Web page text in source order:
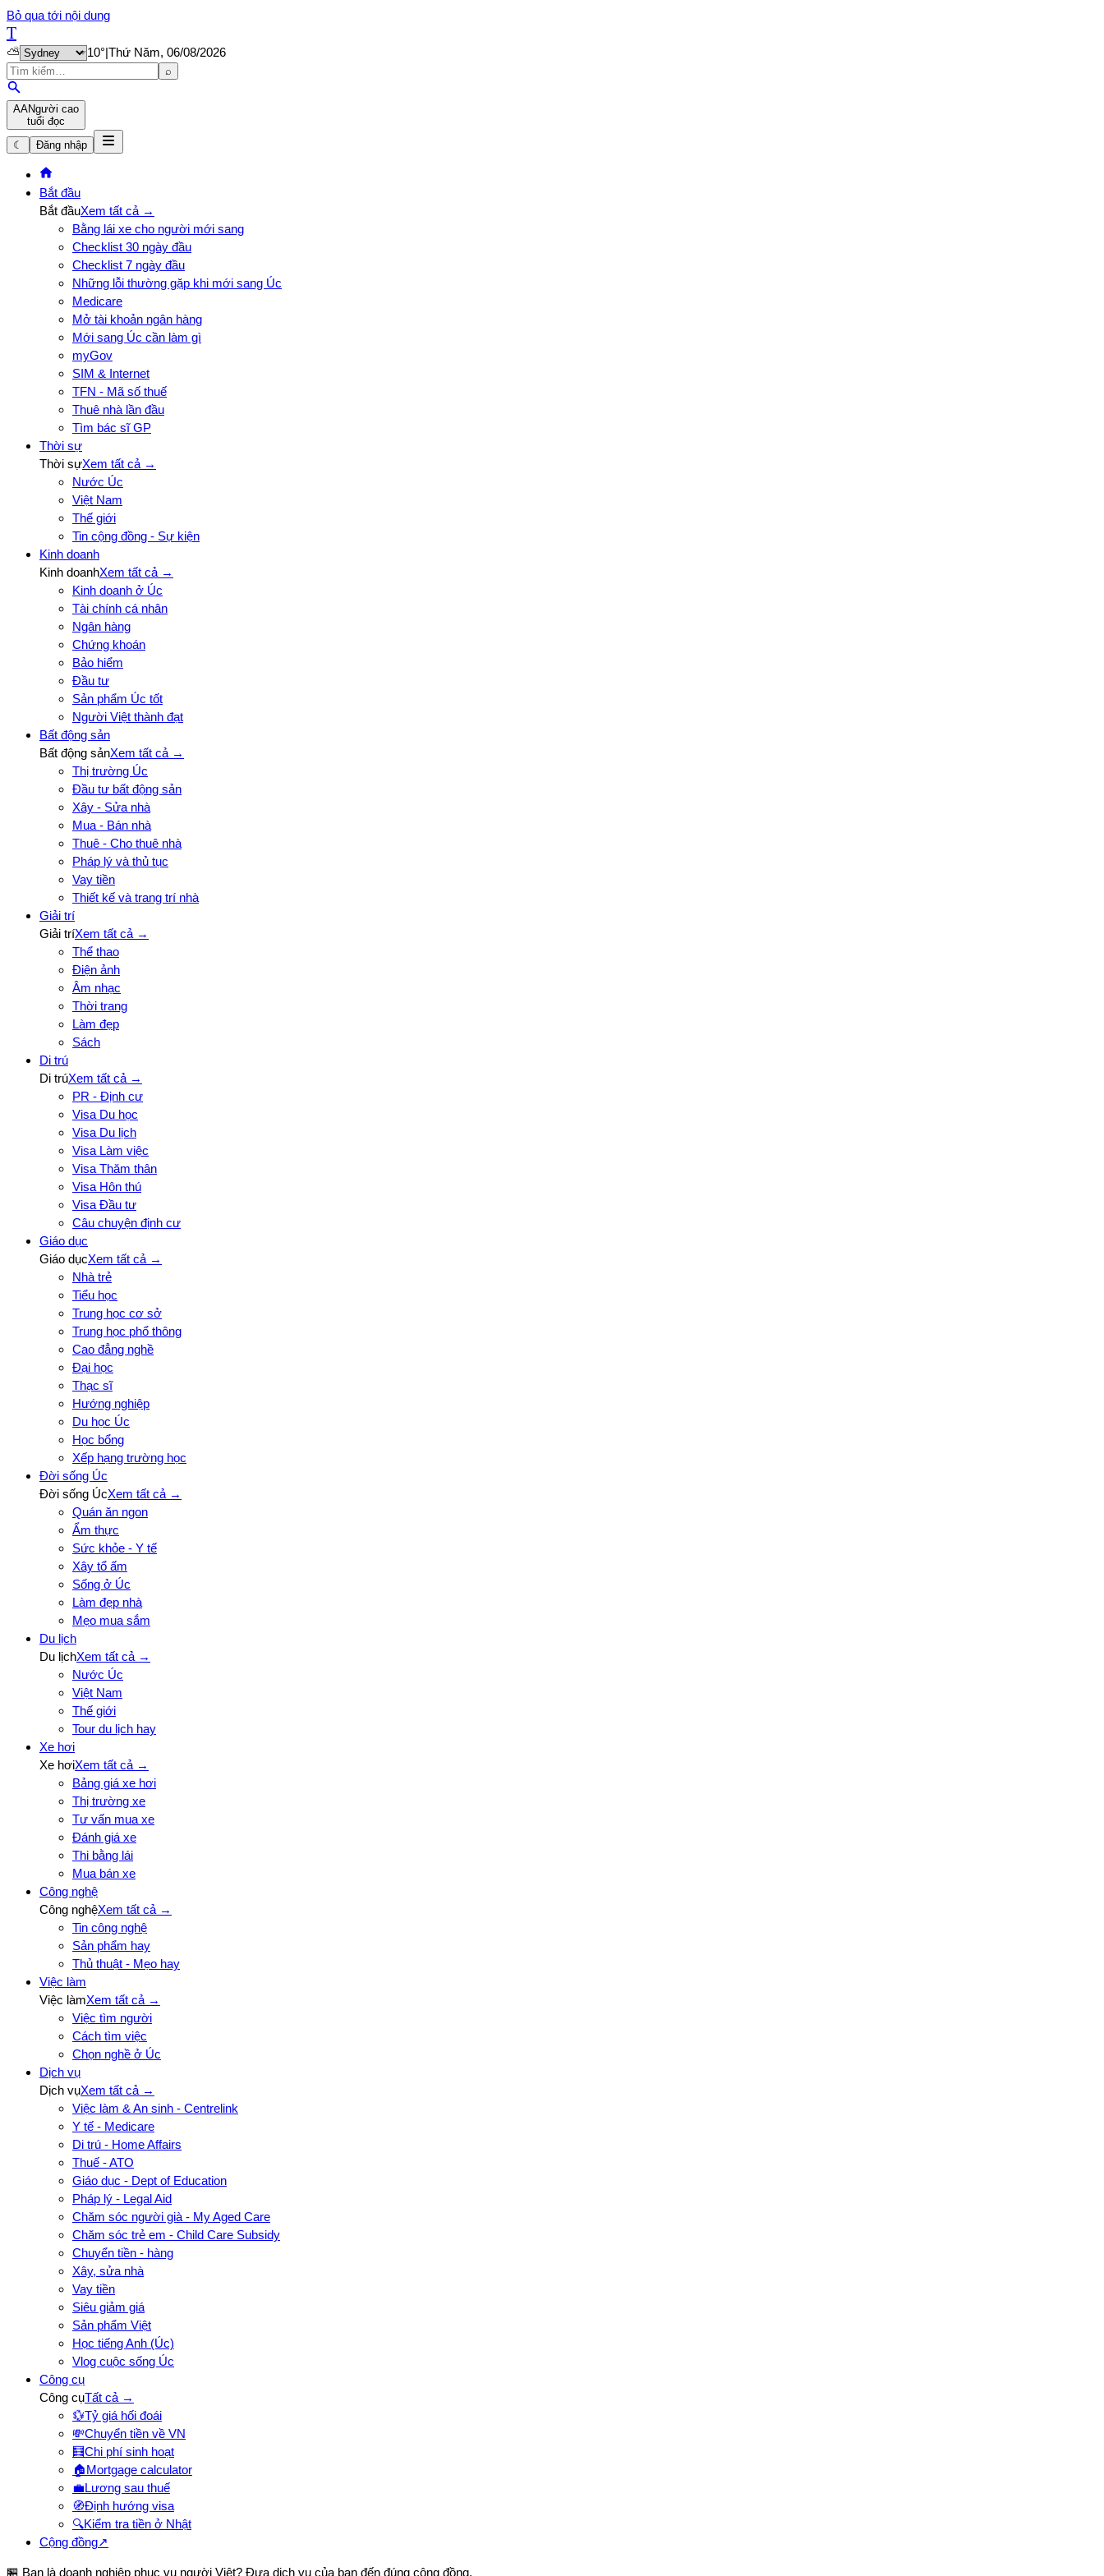
Bỏ qua tới nội dung
T
⛅ 10°|Thứ Năm, 06/08/2026
⌕
AANgười cao
tuổi đọc
☾
Đăng nhập
Bắt đầu
Bắt đầuXem tất cả →
Bằng lái xe cho người mới sang
Checklist 30 ngày đầu
Checklist 7 ngày đầu
Những lỗi thường gặp khi mới sang Úc
Medicare
Mở tài khoản ngân hàng
Mới sang Úc cần làm gì
myGov
SIM & Internet
TFN - Mã số thuế
Thuê nhà lần đầu
Tìm bác sĩ GP
Thời sự
Thời sựXem tất cả →
Nước Úc
Việt Nam
Thế giới
Tin cộng đồng - Sự kiện
Kinh doanh
Kinh doanhXem tất cả →
Kinh doanh ở Úc
Tài chính cá nhân
Ngân hàng
Chứng khoán
Bảo hiểm
Đầu tư
Sản phẩm Úc tốt
Người Việt thành đạt
Bất động sản
Bất động sảnXem tất cả →
Thị trường Úc
Đầu tư bất động sản
Xây - Sửa nhà
Mua - Bán nhà
Thuê - Cho thuê nhà
Pháp lý và thủ tục
Vay tiền
Thiết kế và trang trí nhà
Giải trí
Giải tríXem tất cả →
Thể thao
Điện ảnh
Âm nhạc
Thời trang
Làm đẹp
Sách
Di trú
Di trúXem tất cả →
PR - Định cư
Visa Du học
Visa Du lịch
Visa Làm việc
Visa Thăm thân
Visa Hôn thú
Visa Đầu tư
Câu chuyện định cư
Giáo dục
Giáo dụcXem tất cả →
Nhà trẻ
Tiểu học
Trung học cơ sở
Trung học phổ thông
Cao đẳng nghề
Đại học
Thạc sĩ
Hướng nghiệp
Du học Úc
Học bổng
Xếp hạng trường học
Đời sống Úc
Đời sống ÚcXem tất cả →
Quán ăn ngon
Ẩm thực
Sức khỏe - Y tế
Xây tổ ấm
Sống ở Úc
Làm đẹp nhà
Mẹo mua sắm
Du lịch
Du lịchXem tất cả →
Nước Úc
Việt Nam
Thế giới
Tour du lịch hay
Xe hơi
Xe hơiXem tất cả →
Bảng giá xe hơi
Thị trường xe
Tư vấn mua xe
Đánh giá xe
Thi bằng lái
Mua bán xe
Công nghệ
Công nghệXem tất cả →
Tin công nghệ
Sản phẩm hay
Thủ thuật - Mẹo hay
Việc làm
Việc làmXem tất cả →
Việc tìm người
Cách tìm việc
Chọn nghề ở Úc
Dịch vụ
Dịch vụXem tất cả →
Việc làm & An sinh - Centrelink
Y tế - Medicare
Di trú - Home Affairs
Thuế - ATO
Giáo dục - Dept of Education
Pháp lý - Legal Aid
Chăm sóc người già - My Aged Care
Chăm sóc trẻ em - Child Care Subsidy
Chuyển tiền - hàng
Xây, sửa nhà
Vay tiền
Siêu giảm giá
Sản phẩm Việt
Học tiếng Anh (Úc)
Vlog cuộc sống Úc
Công cụ
Công cụTất cả →
💱Tỷ giá hối đoái
💸Chuyển tiền về VN
🧮Chi phí sinh hoạt
🏠Mortgage calculator
💼Lương sau thuế
🧭Định hướng visa
🔍Kiểm tra tiền ở Nhật
Cộng đồng↗
🏪 Bạn là doanh nghiệp phục vụ người Việt? Đưa dịch vụ của bạn đến đúng cộng đồng.